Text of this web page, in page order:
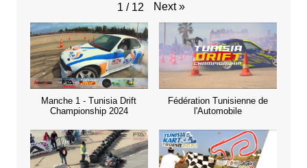
1 / 12 Next »
Manche 1 - Tunisia Drift
Championship 2024
Fédération Tunisienne de
l'Automobile